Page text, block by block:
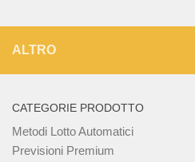
ALTRO
CATEGORIE PRODOTTO
Metodi Lotto Automatici
Previsioni Premium